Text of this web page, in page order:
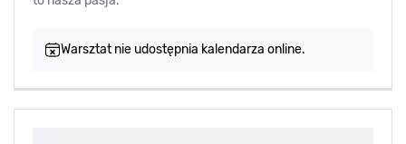
Warsztat nie udostępnia kalendarza online.